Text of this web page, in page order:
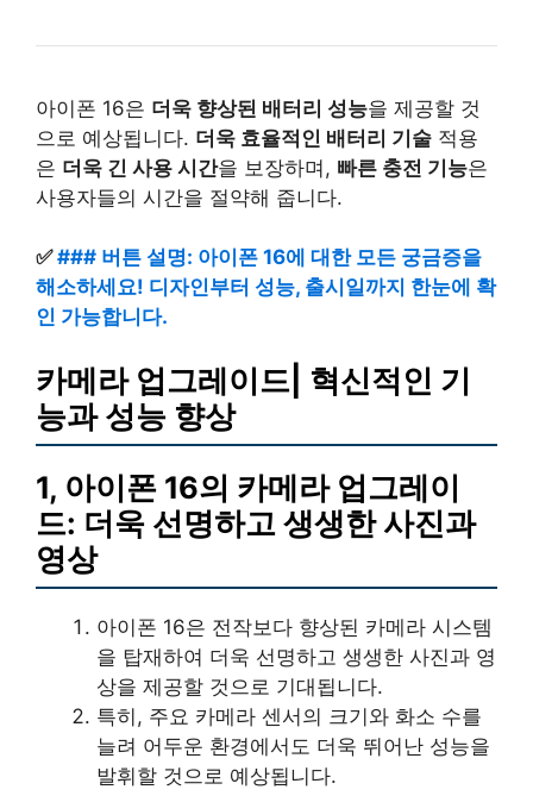
아이폰 16은 더욱 향상된 배터리 성능을 제공할 것
으로 예상됩니다. 더욱 효율적인 배터리 기술 적용
은 더욱 긴 사용 시간을 보장하며, 빠른 충전 기능은
사용자들의 시간을 절약해 줍니다.
✅### 버튼 설명: 아이폰 16에 대한 모든 궁금증을
해소하세요! 디자인부터 성능, 출시일까지 한눈에 확
인 가능합니다.
카메라 업그레이드| 혁신적인 기
능과 성능 향상
1, 아이폰 16의 카메라 업그레이
드: 더욱 선명하고 생생한 사진과
영상
아이폰 16은 전작보다 향상된 카메라 시스템
을 탑재하여 더욱 선명하고 생생한 사진과 영
상을 제공할 것으로 기대됩니다.
특히, 주요 카메라 센서의 크기와 화소 수를
늘려 어두운 환경에서도 더욱 뛰어난 성능을
발휘할 것으로 예상됩니다.